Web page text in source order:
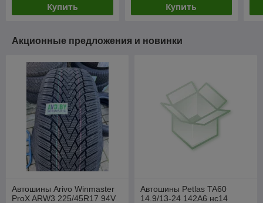
Купить Купить
Акционные предложения и новинки
Автошины Arivo Winmaster
ProX ARW3 225/45R17 94V
Автошины Petlas TA60
14.9/13-24 142A6 нс14